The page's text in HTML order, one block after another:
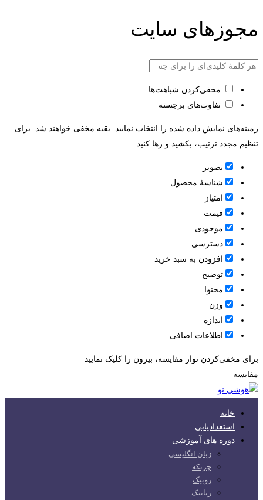
مجوزهای سایت
مخفی‌کردن شباهت‌ها
تفاوت‌های برجسته
زمینه‌های نمایش داده شده را انتخاب نمایید. بقیه مخفی خواهند شد. برای
تنظیم مجدد ترتیب، بکشید و رها کنید.
تصویر
شناسۀ محصول
امتیاز
قيمت
موجودی
دسترسی
افزودن به سبد خرید
توضیح
محتوا
وزن
اندازه
اطلاعات اضافی
برای مخفی‌کردن نوار مقایسه، بیرون را کلیک نمایید
مقایسه
خانه
استعدادیابی
دوره های آموزشی
زبان انگلیسی
چرتکه
روبیک
رباتیک